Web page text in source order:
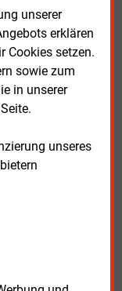
unserer
erklären
Cookies setzen.
sowie zum
in unserer
unseres
Im
in Speicher.
Chef
reinen